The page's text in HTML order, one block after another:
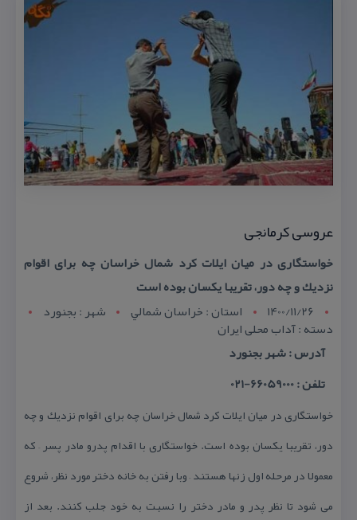
عروسی كرمانجی
خواستگاری در میان ایلات كرد شمال خراسان چه برای اقوام
نزدیك و چه دور، تقریبا یكسان بوده است
1400/11/26
استان : خراسان شمالي شهر : بجنورد
دسته : آداب محلی ایران
آدرس : شهر بجنورد
تلفن : 66059000-021
خواستگاری در میان ایلات كرد شمال خراسان چه برای اقوام نزدیك و چه
دور، تقریبا یكسان بوده است. خواستگاری با اقدام پدرو مادر پسر – كه
معمولا در مرحله اول زنها هستند – وبا رفتن به خانه دختر مورد نظر، شروع
می شود تا نظر پدر و مادر دختر را نسبت به خود جلب كنند. بعد از